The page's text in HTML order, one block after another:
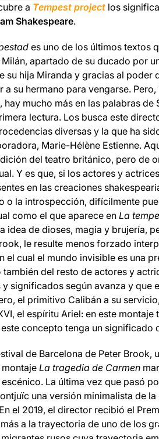
a Tempest projectlos
Shakespeare.
es uno de los últimos textos
apartado de su ducado por
su hija Miranda y gracias al poder
a su hermano para vengarse.
mucho más en las palabras
lectura. Los busca este
diversas y la que ha
Marie-Hélène Estienne.
del teatro británico, pero de
Y es que, si los actores y
en las creaciones
o la introspección, difícilmente
como el que aparece en La
idea de dioses, magia y brujería,
le resulte menos forzado
el cual el mundo invisible es una
del resto de actores y
significados según avanza y que
el primitivo Calibán a su
el espíritu Ariel: en este
concepto tenga un significado
de Barcelona de Peter
La tragedia de Carmen
La última vez que pasó
una versión minimalista de
el 2019, el director recibió el
a la trayectoria de uno de los